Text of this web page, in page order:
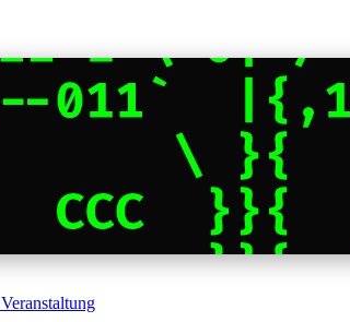
Veranstaltung